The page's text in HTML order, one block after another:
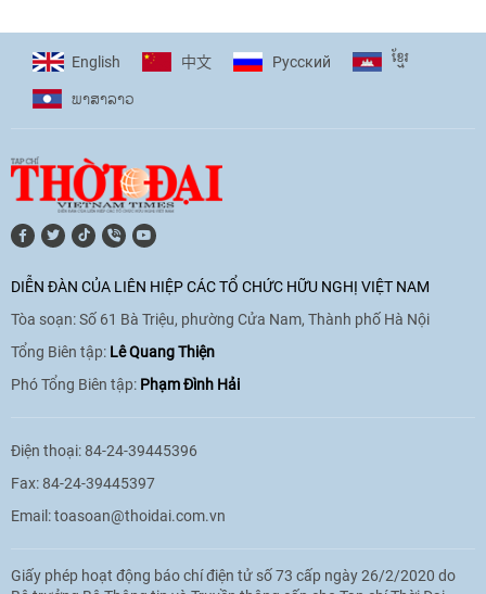
11:10|17/06/2026
hòa bình, hữu nghị giữa các dân tộc"
cho Đại sứ Hungary tại Việt Nam
17:25| 13/06/2026
sinh Việt Nam tại trại hè Artek
English 中文 Pусский ខ្មែរ
ພາ​ສາ​ລາວ
DIỄN ĐÀN CỦA LIÊN HIỆP CÁC TỔ CHỨC HỮU NGHỊ VIỆT NAM
Tòa soạn: Số 61 Bà Triệu, phường Cửa Nam, Thành phố Hà Nội
Tổng Biên tập: Lê Quang Thiện
Phó Tổng Biên tập: Phạm Đình Hải
Điện thoại: 84-24-39445396
Fax: 84-24-39445397
Email:toasoan@thoidai.com.vn
Giấy phép hoạt động báo chí điện tử số 73 cấp ngày 26/2/2020 do